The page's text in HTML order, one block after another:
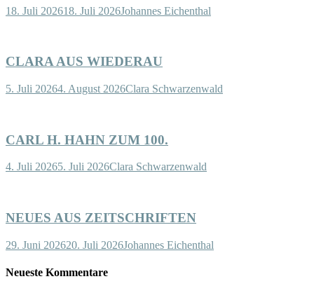
18. Juli 202618. Juli 2026Johannes Eichenthal
CLARA AUS WIEDERAU
5. Juli 20264. August 2026Clara Schwarzenwald
CARL H. HAHN ZUM 100.
4. Juli 20265. Juli 2026Clara Schwarzenwald
NEUES AUS ZEITSCHRIFTEN
29. Juni 202620. Juli 2026Johannes Eichenthal
Neueste Kommentare